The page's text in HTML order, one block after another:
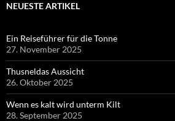
NEUESTE ARTIKEL
Ein Reiseführer für die Tonne
27. November 2025
Thusneldas Aussicht
26. Oktober 2025
Wenn es kalt wird unterm Kilt
28. September 2025